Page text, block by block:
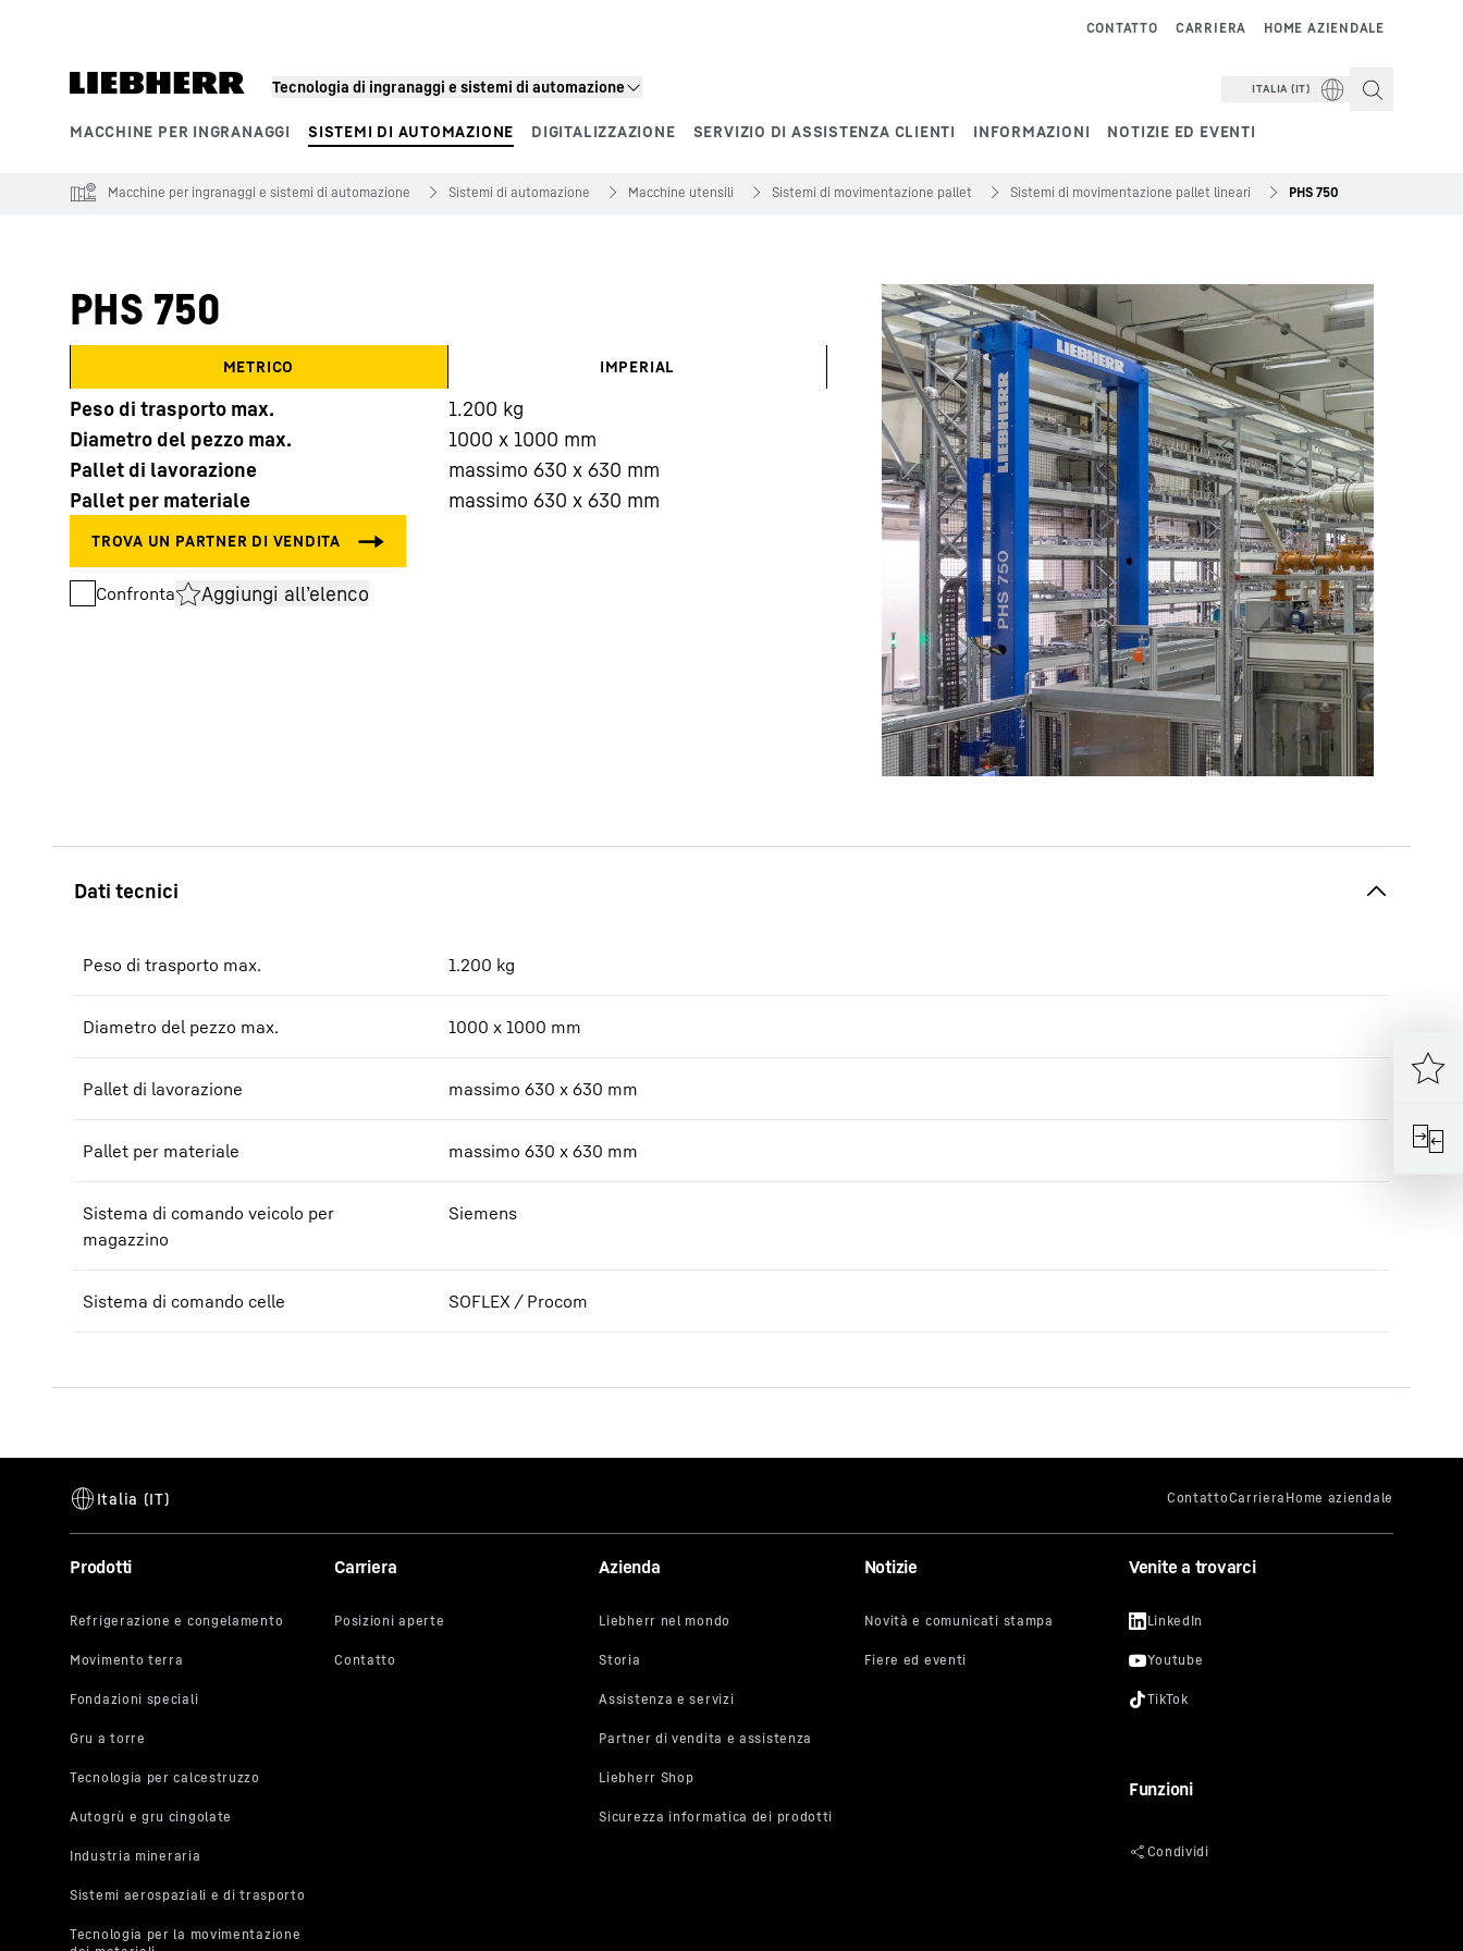
Tecnologia di ingranaggi e sistemi di automazione
MACCHINE PER INGRANAGGI SISTEMI DI AUTOMAZIONE DIGITALIZZAZIONE SERVIZIO DI ASSISTENZA CLIENTI INFORMAZIONI NOTIZIE ED EVENTI
HOME AZIENDALE
CARRIERA
CONTATTO
ITALIA (IT)
Carriera in Liebherr
Macchine per ingranaggi e sistemi di automazione Sistemi di automazione Macchine utensili Sistemi di movimentazione pallet Sistemi di movimentazione pallet lineari PHS 750
PHS 750
METRICO IMPERIAL
Peso di trasporto max. 1.200 kg
Diametro del pezzo max.
1000 x 1000 mm
Pallet di lavorazione
massimo 630 x 630 mm
Pallet per materiale
massimo 630 x 630 mm
Confronta Aggiungi all’elenco
Peso di trasporto max. 1.200 kg
Diametro del pezzo max. 1000 x 1000 mm
Pallet di lavorazione massimo 630 x 630 mm
Pallet per materiale massimo 630 x 630 mm
Sistema di comando veicolo per
magazzino
Siemens
Sistema di comando celle SOFLEX / Procom
Prodotti Carriera Azienda Notizie Venite a trovarci
Funzioni